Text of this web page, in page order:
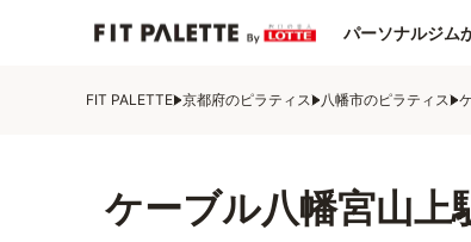
パーソナルジム
FIT PALETTE 京都府のピラティス 八幡市のピラティス
ケーブル八幡宮山上